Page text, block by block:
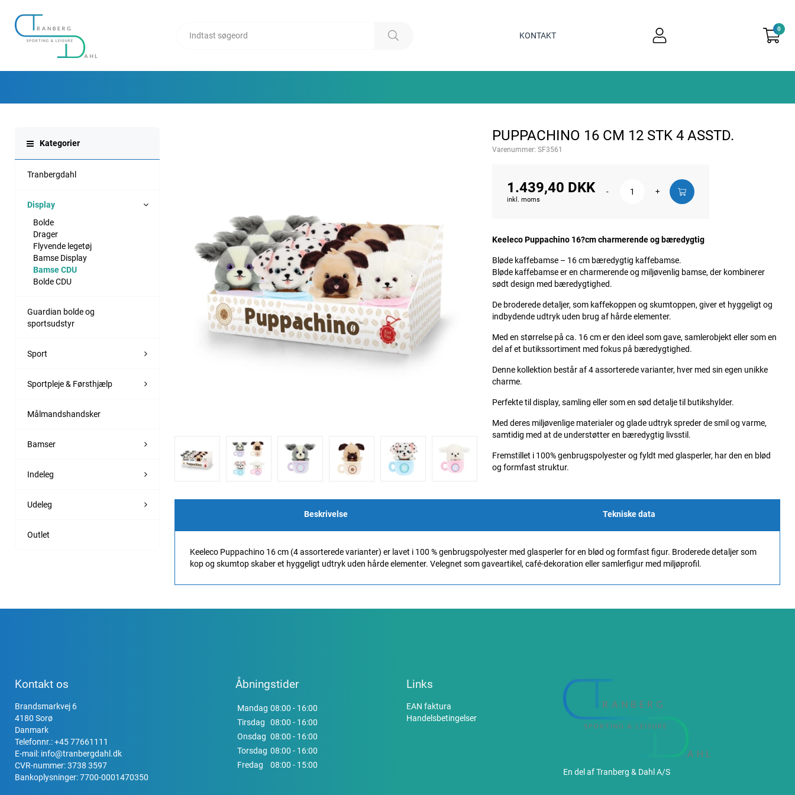
KONTAKT
0
Kategorier
Tranbergdahl
Display
Bolde
Drager
Flyvende legetøj
Bamse Display
Bamse CDU
Bolde CDU
Guardian bolde og
sportsudstyr
Sport
Sportpleje & Førsthjælp
Målmandshandsker
Bamser
Indeleg
Udeleg
Outlet
PUPPACHINO 16 CM 12 STK 4 ASSTD.
Varenummer: SF3561
1.439,40 DKK
inkl. moms
- +
Keeleco Puppachino 16?cm charmerende og bæredygtig
Bløde kaffebamse – 16 cm bæredygtig kaffebamse.
Bløde kaffebamse er en charmerende og miljøvenlig bamse, der kombinerer
sødt design med bæredygtighed.
De broderede detaljer, som kaffekoppen og skumtoppen, giver et hyggeligt og
indbydende udtryk uden brug af hårde elementer.
Med en størrelse på ca. 16 cm er den ideel som gave, samlerobjekt eller som en
del af et butikssortiment med fokus på bæredygtighed.
Denne kollektion består af 4 assorterede varianter, hver med sin egen unikke
charme.
Perfekte til display, samling eller som en sød detalje til butikshylder.
Med deres miljøvenlige materialer og glade udtryk spreder de smil og varme,
samtidig med at de understøtter en bæredygtig livsstil.
Fremstillet i 100% genbrugspolyester og fyldt med glasperler, har den en blød
og formfast struktur.
Beskrivelse Tekniske data
Keeleco Puppachino 16 cm (4 assorterede varianter) er lavet i 100 % genbrugspolyester med glasperler for en blød og formfast figur. Broderede detaljer som
kop og skumtop skaber et hyggeligt udtryk uden hårde elementer. Velegnet som gaveartikel, café-dekoration eller samlerfigur med miljøprofil.
Kontakt os
Brandsmarkvej 6
4180 Sorø
Danmark
Telefonnr.:+45 77661111
E-mail: info@tranbergdahl.dk
CVR-nummer: 3738 3597
Bankoplysninger: 7700-0001470350
Åbningstider
Mandag 08:00 - 16:00
Tirsdag
08:00 - 16:00
Onsdag 08:00 - 16:00
Torsdag 08:00 - 16:00
Fredag
08:00 - 15:00
Links
EAN faktura
Handelsbetingelser
En del af Tranberg & Dahl A/S